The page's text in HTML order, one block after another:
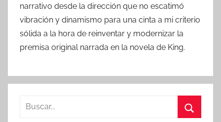
narrativo desde la dirección que no escatimó
vibración y dinamismo para una cinta a mi criterio
sólida a la hora de reinventar y modernizar la
premisa original narrada en la novela de King.